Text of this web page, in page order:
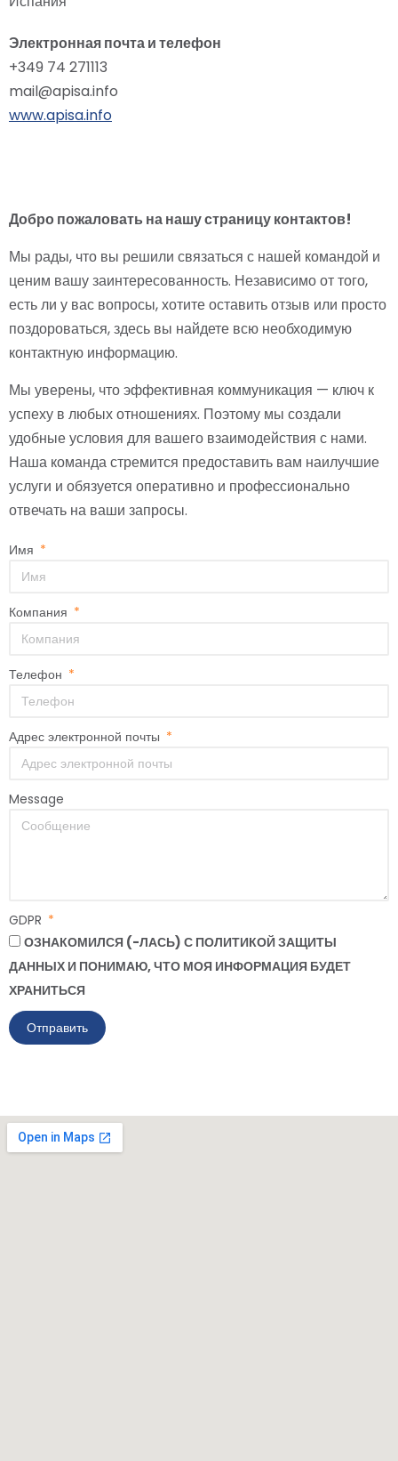
Электронная почта и телефон
+349 74 271113
mail@apisa.info
www.apisa.info
Добро пожаловать на нашу страницу контактов!
Мы рады, что вы решили связаться с нашей командой и
ценим вашу заинтересованность. Независимо от того,
есть ли у вас вопросы, хотите оставить отзыв или просто
поздороваться, здесь вы найдете всю необходимую
контактную информацию.
Мы уверены, что эффективная коммуникация — ключ к
успеху в любых отношениях. Поэтому мы создали
удобные условия для вашего взаимодействия с нами.
Наша команда стремится предоставить вам наилучшие
услуги и обязуется оперативно и профессионально
отвечать на ваши запросы.
Имя
Компания
Телефон
Адрес электронной почты
Message
GDPR
ОЗНАКОМИЛСЯ (-ЛАСЬ) С ПОЛИТИКОЙ ЗАЩИТЫ
ДАННЫХ И ПОНИМАЮ, ЧТО МОЯ ИНФОРМАЦИЯ БУДЕТ
ХРАНИТЬСЯ
Отправить